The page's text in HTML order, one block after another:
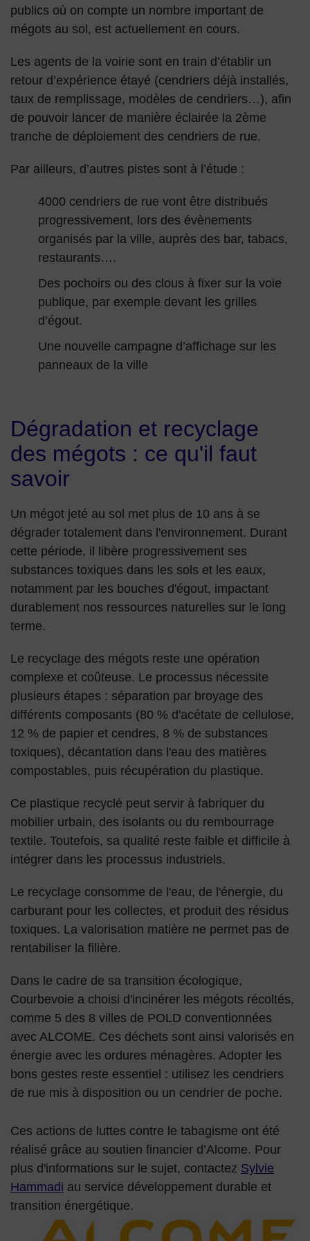
publics où on compte un nombre important de
mégots au sol, est actuellement en cours.
Les agents de la voirie sont en train d’établir un
retour d’expérience étayé (cendriers déjà installés,
taux de remplissage, modèles de cendriers…), afin
de pouvoir lancer de manière éclairée la 2ème
tranche de déploiement des cendriers de rue.
Par ailleurs, d’autres pistes sont à l’étude :
4000 cendriers de rue vont être distribués
progressivement, lors des évènements
organisés par la ville, auprès des bar, tabacs,
restaurants….
Des pochoirs ou des clous à fixer sur la voie
publique, par exemple devant les grilles
d’égout.
Une nouvelle campagne d’affichage sur les
panneaux de la ville
Dégradation et recyclage
des mégots : ce qu'il faut
savoir
Un mégot jeté au sol met plus de 10 ans à se
dégrader totalement dans l'environnement. Durant
cette période, il libère progressivement ses
substances toxiques dans les sols et les eaux,
notamment par les bouches d'égout, impactant
durablement nos ressources naturelles sur le long
terme.
Le recyclage des mégots reste une opération
complexe et coûteuse. Le processus nécessite
plusieurs étapes : séparation par broyage des
différents composants (80 % d'acétate de cellulose,
12 % de papier et cendres, 8 % de substances
toxiques), décantation dans l'eau des matières
compostables, puis récupération du plastique.
Ce plastique recyclé peut servir à fabriquer du
mobilier urbain, des isolants ou du rembourrage
textile. Toutefois, sa qualité reste faible et difficile à
intégrer dans les processus industriels.
Le recyclage consomme de l'eau, de l'énergie, du
carburant pour les collectes, et produit des résidus
toxiques. La valorisation matière ne permet pas de
rentabiliser la filière.
Dans le cadre de sa transition écologique,
Courbevoie a choisi d'incinérer les mégots récoltés,
comme 5 des 8 villes de POLD conventionnées
avec ALCOME. Ces déchets sont ainsi valorisés en
énergie avec les ordures ménagères. Adopter les
bons gestes reste essentiel : utilisez les cendriers
de rue mis à disposition ou un cendrier de poche.
Ces actions de luttes contre le tabagisme ont été
réalisé grâce au soutien financier d’Alcome. Pour
plus d'informations sur le sujet, contactez Sylvie
Hammadi au service développement durable et
transition énergétique.